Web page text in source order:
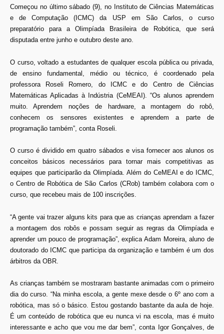
Começou no último sábado (9), no Instituto de Ciências Matemáticas
e de Computação (ICMC) da USP em São Carlos, o curso
preparatório para a Olimpíada Brasileira de Robótica, que será
disputada entre junho e outubro deste ano.
O curso, voltado a estudantes de qualquer escola pública ou privada,
de ensino fundamental, médio ou técnico, é coordenado pela
professora Roseli Romero, do ICMC e do Centro de Ciências
Matemáticas Aplicadas à Indústria (CeMEAI). “Os alunos aprendem
muito. Aprendem noções de hardware, a montagem do robô,
conhecem os sensores existentes e aprendem a parte de
programação também”, conta Roseli.
O curso é dividido em quatro sábados e visa fornecer aos alunos os
conceitos básicos necessários para tornar mais competitivas as
equipes que participarão da Olimpíada. Além do CeMEAI e do ICMC,
o Centro de Robótica de São Carlos (CRob) também colabora com o
curso, que recebeu mais de 100 inscrições.
“A gente vai trazer alguns kits para que as crianças aprendam a fazer
a montagem dos robôs e possam seguir as regras da Olimpíada e
aprender um pouco de programação”, explica Adam Moreira, aluno de
doutorado do ICMC que participa da organização e também é um dos
árbitros da OBR.
As crianças também se mostraram bastante animadas com o primeiro
dia do curso. “Na minha escola, a gente mexe desde o 6º ano com a
robótica, mas só o básico. Estou gostando bastante da aula de hoje.
É um conteúdo de robótica que eu nunca vi na escola, mas é muito
interessante e acho que vou me dar bem”, conta Igor Gonçalves, de